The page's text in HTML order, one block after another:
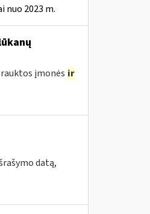
nuo 2023 m.
įmonės ir
datą,